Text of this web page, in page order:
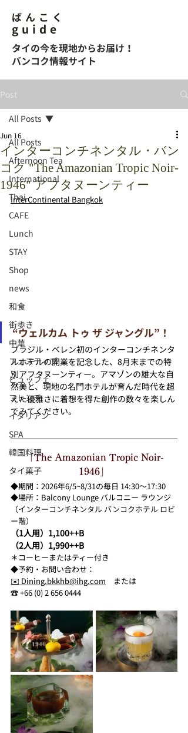
ばんこく
guide
タイの今を現地からお届け！
バンコク情報サイト
Post
All Posts
Afternoon Tea
International
Thai
CAFE
Lunch
STAY
Shop
news
和食
街歩き
中華
フェスティブ
ビュッフェ
フレンチ
イタリアン
SPA
韓国料理
タイ菓子
All Posts
インターコンチネンタル・バン
コク "The Amazonian Tropic Noir-
1946" アフタヌーンティー
Jun 16
InterContinental Bangkok
“ウェルカム トゥ ザ ジャングル”！
ブラジル・ベレン初のインターコンチネンタ
ルホテルの開業を記念した、8月末までの特
別アフタヌーンティー。アマゾンの雄大な自
然美と、現地の名門ホテルが育んだ時代を超
えた優雅さに着想を得た創作の数々を楽しん
でみてください。
「The Amazonian Tropic Noir-
1946」
◆期間：2026年6/5~8/31の毎日 14:30～17:30
◆場所：Balcony Lounge バルコニー ラウンジ
（インターコンチネンタル バンコクホテル ロビ
ー階）
（1人用）1,100++B
（2人用）1,990++B
＊コーヒーまたはティー付き
◆予約・ お問い合わせ：
✉️ Dining.bkkhb@ihg.com または
☎︎ +66 (0) 2 656 0444